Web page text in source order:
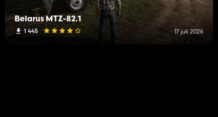
Belarus MTZ-82.1
1 445 17 juli 2026